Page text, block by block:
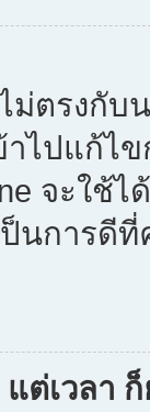
ม่ตรงกั
าไปแก้ไ
จะใช้
ป็นการ
ต่เวลา